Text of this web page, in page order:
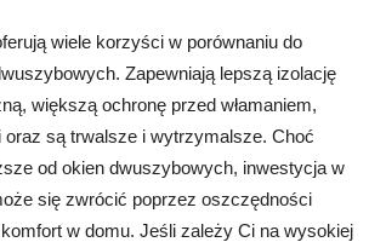
wiele korzyści w porównaniu do
Zapewniają lepszą izolację
większą ochronę przed włamaniem,
są trwalsze i wytrzymalsze. Choć
od okien dwuszybowych, inwestycja w
się zwrócić poprzez oszczędności
w domu. Jeśli zależy Ci na wysokiej